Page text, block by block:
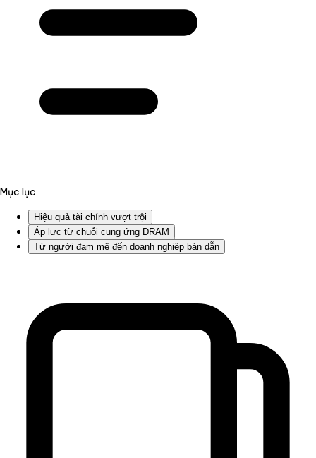
Mục lục
Hiệu quả tài chính vượt trội
Áp lực từ chuỗi cung ứng DRAM
Từ người đam mê đến doanh nghiệp bán dẫn